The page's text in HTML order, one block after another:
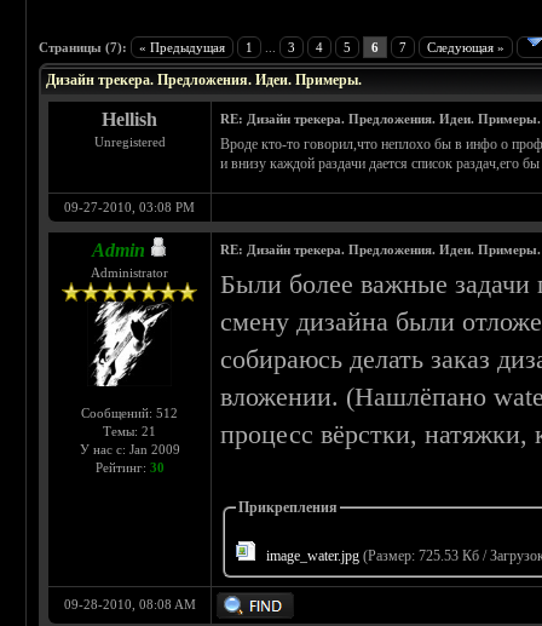
Страницы (7): « Предыдущая 1 3 4 5 6 7 Следующая »
Дизайн трекера. Предложения. Идеи. Примеры.
Hellish
Unregistered
RE: Дизайн трекера. Предложения. Идеи. Примеры.
Вроде кто-то говорил,что неплохо бы в инфо о
и внизу каждой раздачи дается список раздач,его
09-27-2010, 03:08 PM
Admin
Administrator
Сообщений: 512
Темы: 21
У нас с: Jan 2009
Рейтинг: 30
RE: Дизайн трекера. Предложения. Идеи. Примеры.
Были более важные задачи
смену дизайна были
собираюсь делать заказ
вложении. (Нашлёпано
процесс вёрстки,
Прикрепления
image_water.jpg (Размер: 725.53 Кб /
09-28-2010, 08:08 AM